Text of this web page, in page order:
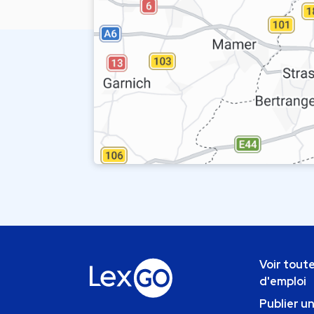
Voir
d'emploi
Publier